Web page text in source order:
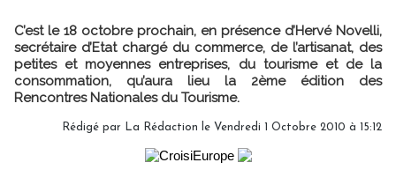
C’est le 18 octobre prochain, en présence d’Hervé Novelli,
secrétaire d’Etat chargé du commerce, de l’artisanat, des
petites et moyennes entreprises, du tourisme et de la
consommation, qu’aura lieu la 2ème édition des
Rencontres Nationales du Tourisme.
Rédigé par La Rédaction le Vendredi 1 Octobre 2010 à 15:12